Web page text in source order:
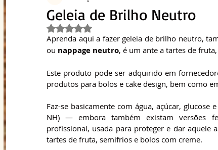
Geleia de Brilho Neutro
Avaliado com NaN de 5 estrelas.
Aprenda aqui a fazer geleia de brilho neutro,
ou nappage neutro, é um ante a tartes de
Este produto pode ser adquirido em
produtos para bolos e cake design, bem como
Faz-se basicamente com água, açúcar, glucose
NH) — embora também existam versões
profissional, usada para proteger e dar aquele
tartes de fruta, semifrios e bolos com creme.